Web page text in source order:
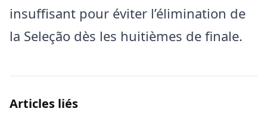
insuffisant pour éviter l’élimination de
la Seleção dès les huitièmes de finale.
Articles liés